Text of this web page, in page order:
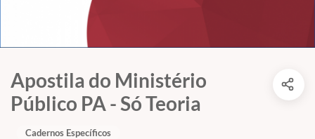
Apostila do Ministério
Público PA - Só Teoria
Cadernos Específicos